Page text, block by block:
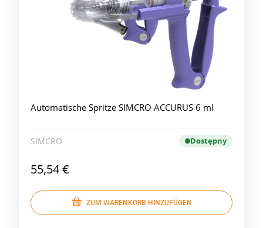
Automatische Spritze SIMCRO ACCURUS 6 ml
SIMCRO Dostępny
55,54 €
ZUM WARENKORB HINZUFÜGEN